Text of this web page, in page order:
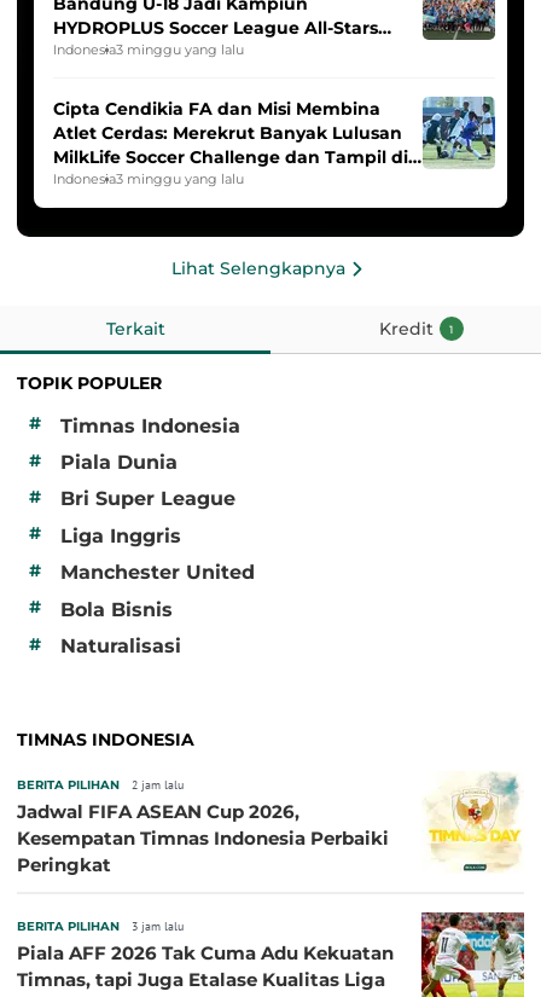
HYDROPLUS Soccer League All-Stars
2025/2026
Indonesia3 minggu yang lalu
Cipta Cendikia FA dan Misi Membina
Atlet Cerdas: Merekrut Banyak Lulusan
MilkLife Soccer Challenge dan Tampil di
HYDROPLUS Soccer League
Indonesia3 minggu yang lalu
Lihat Selengkapnya
Terkait Kredit 1
TOPIK POPULER
#
Timnas Indonesia
# Piala Dunia
# Bri Super League
# Liga Inggris
# Manchester United
# Bola Bisnis
# Naturalisasi
TIMNAS INDONESIA
BERITA PILIHAN 2 jam lalu
Jadwal FIFA ASEAN Cup 2026,
Kesempatan Timnas Indonesia Perbaiki
Peringkat
BERITA PILIHAN 3 jam lalu
Piala AFF 2026 Tak Cuma Adu Kekuatan
Timnas, tapi Juga Etalase Kualitas Liga